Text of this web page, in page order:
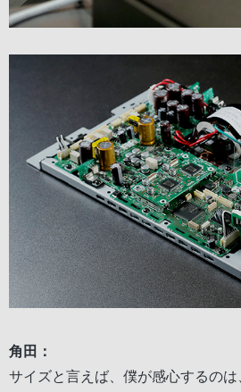
角田：
サイズと言えば、僕が感心するの